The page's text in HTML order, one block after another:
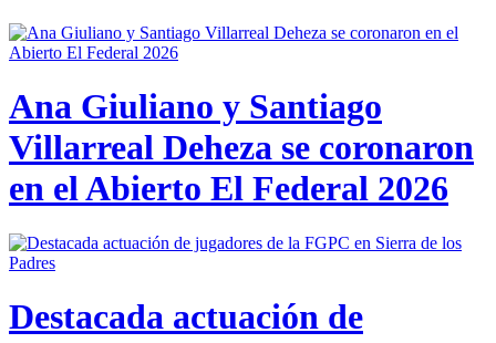
Ana Giuliano y Santiago
Villarreal Deheza se coronaron
en el Abierto El Federal 2026
Destacada actuación de